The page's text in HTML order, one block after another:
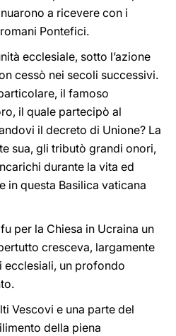
a ricevere con i
Pontefici.
ecclesiale, sotto l’azione
cessò nei secoli successivi.
il famoso
il quale partecipò al
il decreto di Unione? La
sua, gli tributò grandi onori,
durante la vita ed
in questa Basilica vaticana
per la Chiesa in Ucraina un
cresceva, largamente
un profondo
Vescovi e una parte del
della piena